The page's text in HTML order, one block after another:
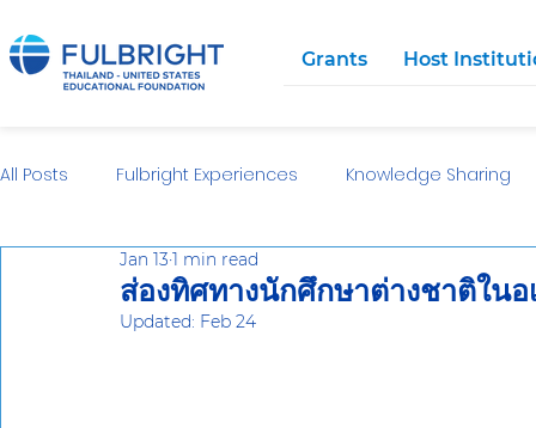
Grants Host
All Posts Fulbright Experiences Knowledge Sharing
ส่องทิศทางนักศึกษาต่างชาติใน
Jan 13 1 min read
Updated: Feb 24